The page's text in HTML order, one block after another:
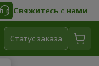
Свяжитесь с нами
Cтатус заказа